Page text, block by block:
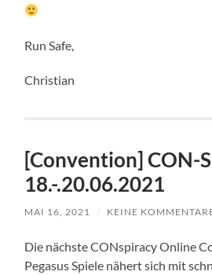
Run Safe,
Christian
[Convention] CON-
18.-.20.06.2021
MAI 16, 2021 / KEINE
Die nächste CONspiracy Online
Pegasus Spiele nähert sich mit